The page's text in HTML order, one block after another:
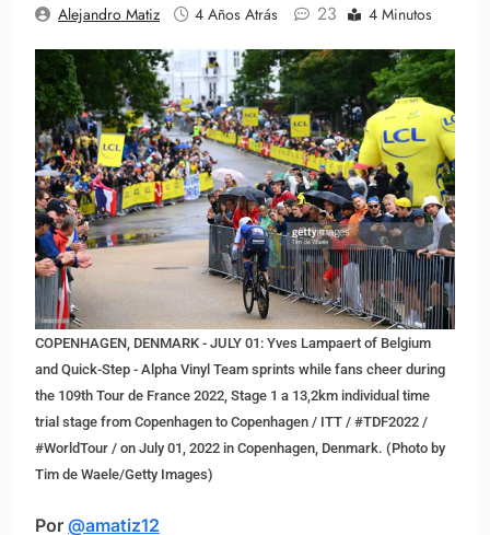
Alejandro Matiz 4 Años Atrás 23 4 Minutos
COPENHAGEN, DENMARK - JULY 01: Yves Lampaert of Belgium
and Quick-Step - Alpha Vinyl Team sprints while fans cheer during
the 109th Tour de France 2022, Stage 1 a 13,2km individual time
trial stage from Copenhagen to Copenhagen / ITT / #TDF2022 /
#WorldTour / on July 01, 2022 in Copenhagen, Denmark. (Photo by
Tim de Waele/Getty Images)
Por @amatiz12